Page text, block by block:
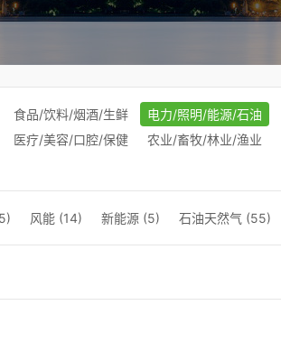
食品/饮料/烟酒/生鲜 电力/照明/能源/石油
医疗/美容/口腔/保健 农业/畜牧/林业/渔业
风能 (14) 新能源 (5) 石油天然气 (55)